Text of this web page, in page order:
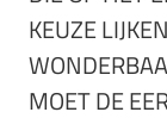
KEUZE
MOET DE